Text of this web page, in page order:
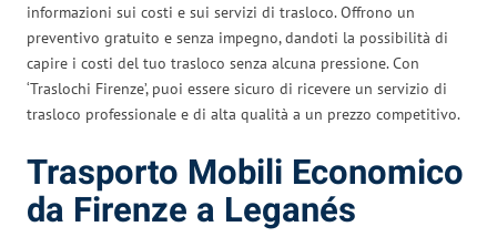
informazioni sui costi e sui servizi di trasloco. Offrono un
preventivo gratuito e senza impegno, dandoti la possibilità di
capire i costi del tuo trasloco senza alcuna pressione. Con
‘Traslochi Firenze’, puoi essere sicuro di ricevere un servizio di
trasloco professionale e di alta qualità a un prezzo competitivo.
Trasporto Mobili Economico
da Firenze a Leganés